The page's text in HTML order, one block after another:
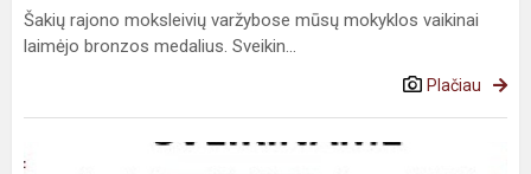
Šakių rajono moksleivių varžybose mūsų mokyklos vaikinai
laimėjo bronzos medalius. Sveikin...
Plačiau